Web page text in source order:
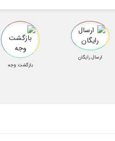
ارسال رایگان
بازگشت وجه